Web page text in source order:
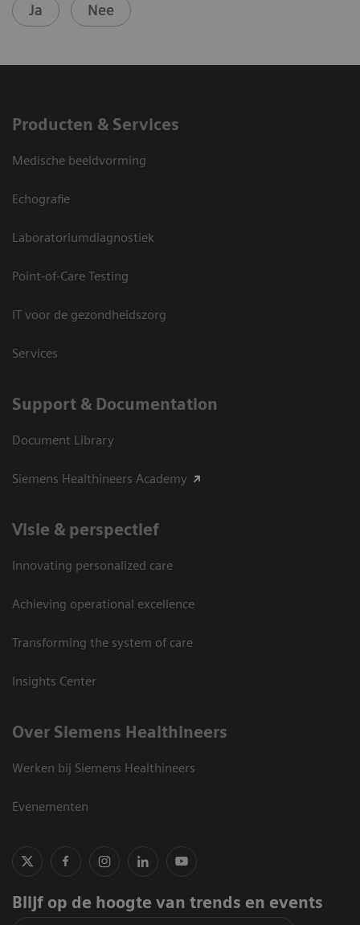
Ja Nee
Producten & Services
Medische beeldvorming
Echografie
Laboratoriumdiagnostiek
Point-of-Care Testing
IT voor de gezondheidszorg
Services
Support & Documentation
Document Library
Siemens Healthineers Academy
Visie & perspectief
Innovating personalized care
Achieving operational excellence
Transforming the system of care
Insights Center
Over Siemens Healthineers
Werken bij Siemens Healthineers
Evenementen
Blijf op de hoogte van trends en events